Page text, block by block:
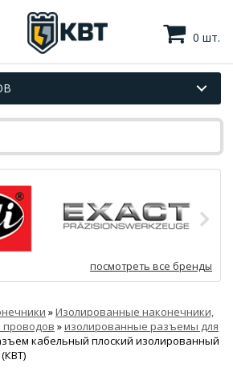
0 шт.
посмотреть все бренды
»Изолированные наконечники,
проводов »изолированные разъемы для
кабельный плоский изолированный